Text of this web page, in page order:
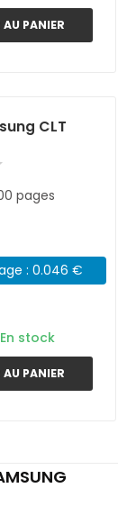
PANIER
CLT
pages
: 0.046 €
En stock
PANIER